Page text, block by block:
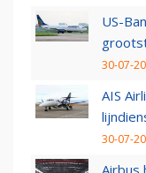
US-
30-07-
AIS
30-07-